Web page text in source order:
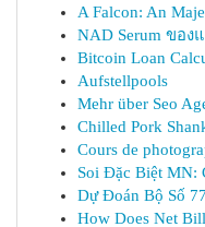
A Falcon: An
NAD Serum ของ
Bitcoin Loan
Aufstellpools
Mehr über Seo
Chilled Pork
Cours de
Soi Đặc Biệt MN:
Dự Đoán Bộ Số
How Does Net